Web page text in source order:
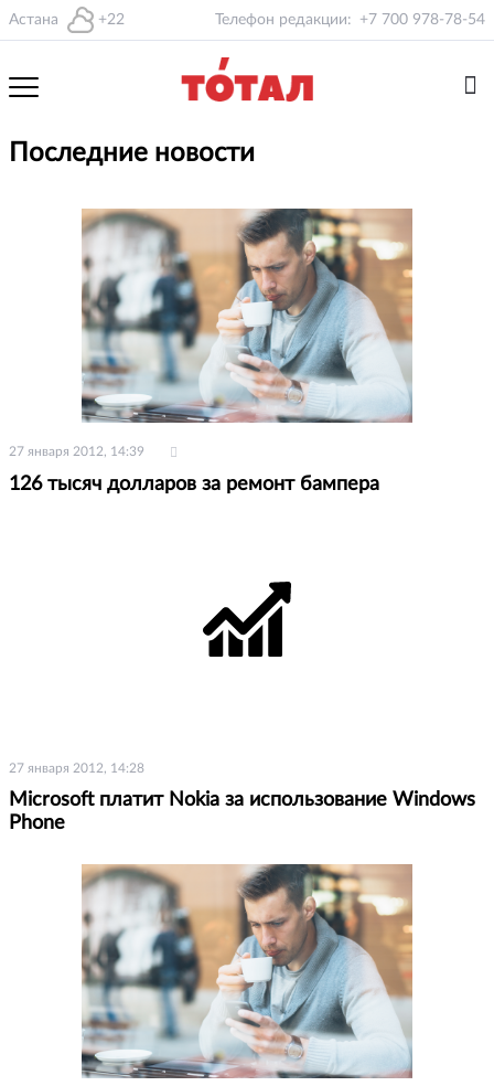
Астана +22 Телефон редакции: +7 700 978-78-54
Последние новости
27 января 2012, 14:39
126 тысяч долларов за ремонт бампера
27 января 2012, 14:28
Microsoft платит Nokia за использование Windows
Phone